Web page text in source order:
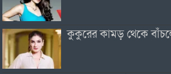
কুকুরের কামড় থেকে